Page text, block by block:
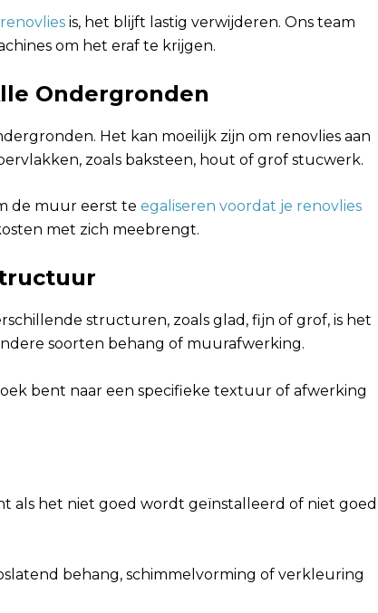
is, het blijft lastig verwijderen. Ons team
om het eraf te krijgen.
Ondergronden
Het kan moeilijk zijn om renovlies aan
zoals baksteen, hout of grof stucwerk.
de muur eerst te egaliseren voordat je renovlies
met zich meebrengt.
structuren, zoals glad, fijn of grof, is het
soorten behang of muurafwerking.
bent naar een specifieke textuur of afwerking
als het niet goed wordt geïnstalleerd of niet goed
behang, schimmelvorming of verkleuring